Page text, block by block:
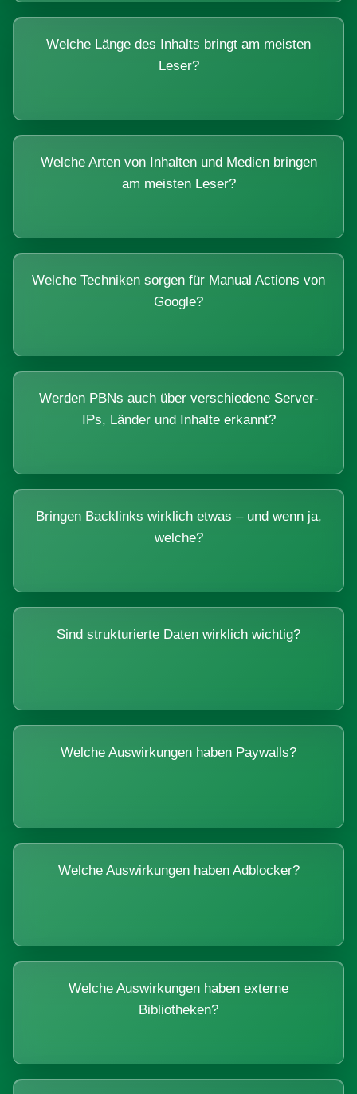
Welche Länge des Inhalts bringt am meisten
Leser?
Welche Arten von Inhalten und Medien bringen
am meisten Leser?
Welche Techniken sorgen für Manual Actions von
Google?
Werden PBNs auch über verschiedene Server-
IPs, Länder und Inhalte erkannt?
Bringen Backlinks wirklich etwas – und wenn ja,
welche?
Sind strukturierte Daten wirklich wichtig?
Welche Auswirkungen haben Paywalls?
Welche Auswirkungen haben Adblocker?
Welche Auswirkungen haben externe
Bibliotheken?